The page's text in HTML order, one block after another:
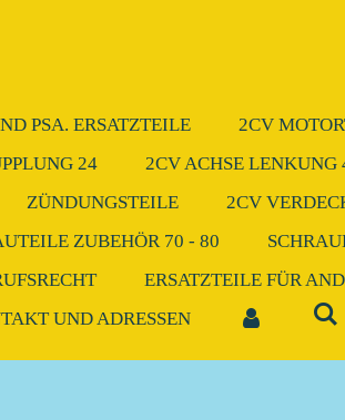
PSA. ERSATZTEILE 2CV
24 2CV ACHSE LENKUNG
ZÜNDUNGSTEILE 2CV
ZUBEHÖR 70 - 80
ERSATZTEILE FÜR
UND ADRESSEN